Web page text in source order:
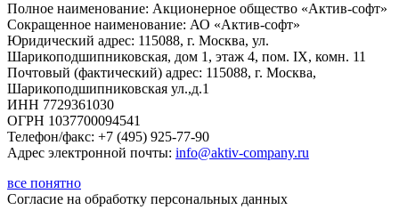
Полное наименование: Акционерное общество «Актив-софт»
Сокращенное наименование: АО «Актив-софт»
Юридический адрес: 115088, г. Москва, ул.
Шарикоподшипниковская, дом 1, этаж 4, пом. IX, комн. 11
Почтовый (фактический) адрес: 115088, г. Москва,
Шарикоподшипниковская ул.,д.1
ИНН 7729361030
ОГРН 1037700094541
Телефон/факс: +7 (495) 925-77-90
Адрес электронной почты: info@aktiv-company.ru
все понятно
Согласие на обработку персональных данных